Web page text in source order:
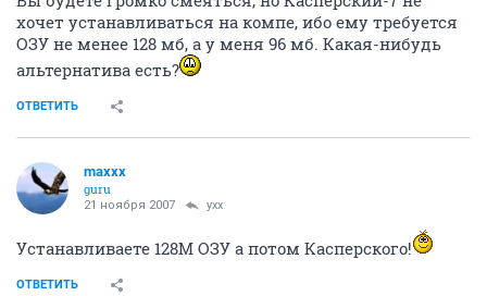
хочет устанавливаться на компе, ибо ему требуется
ОЗУ не менее 128 мб, а у меня 96 мб. Какая-нибудь
альтернатива есть?
ОТВЕТИТЬ
maxxx
guru
21 ноября 2007 yxx
Устанавливаете 128М ОЗУ а потом Касперского!
ОТВЕТИТЬ